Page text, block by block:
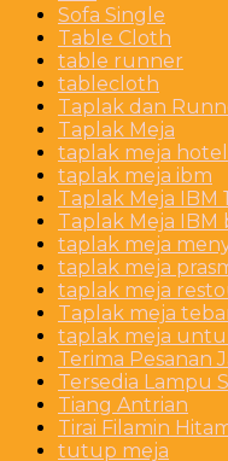
Sofa Single
Table Cloth
table runner
tablecloth
Taplak dan
Taplak Meja
taplak meja hotel
taplak meja ibm
Taplak Meja IBM
Taplak Meja IBM
taplak meja
taplak meja
taplak meja
Taplak meja
taplak meja
Terima Pesanan
Tersedia Lampu
Tiang Antrian
Tirai Filamin
tutup meja